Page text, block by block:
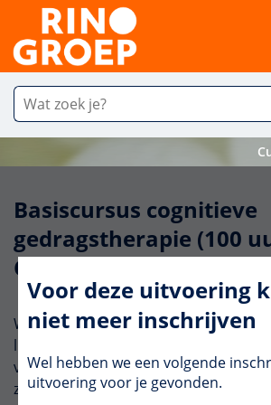
Voor deze uitvoering
niet meer inschrijven
Wel hebben we een volgende
uitvoering voor je gevonden.
Basiscursus cognitieve
gedragstherapie (100
Compacte inleiding
Wil je de basiscursus CGT volgen,
live traject lastig te combineren met je
vier aaneengesloten lesdagen in
zomer de inleiding (30 uur), waarna je